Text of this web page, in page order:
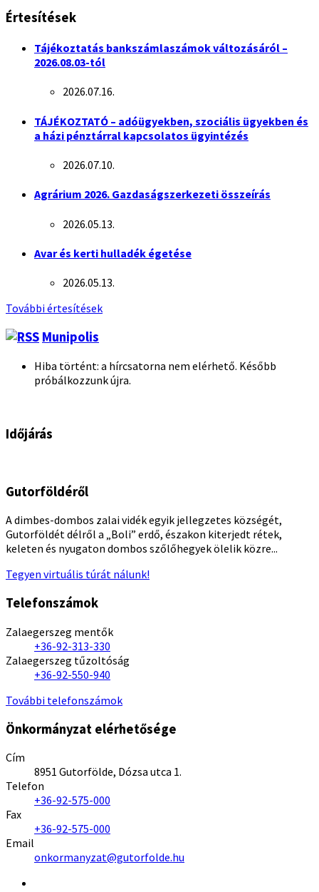
Értesítések
Tájékoztatás bankszámlaszámok változásáról –
2026.08.03-tól
2026.07.16.
TÁJÉKOZTATÓ – adóügyekben, szociális ügyekben és
a házi pénztárral kapcsolatos ügyintézés
2026.07.10.
Agrárium 2026. Gazdaságszerkezeti összeírás
2026.05.13.
Avar és kerti hulladék égetése
2026.05.13.
További értesítések
Munipolis
Hiba történt: a hírcsatorna nem elérhető. Később
próbálkozzunk újra.
Időjárás
Gutorföldéről
A dimbes-dombos zalai vidék egyik jellegzetes községét,
Gutorföldét délről a „Boli” erdő, északon kiterjedt rétek,
keleten és nyugaton dombos szőlőhegyek ölelik közre...
Tegyen virtuális túrát nálunk!
Telefonszámok
Zalaegerszeg mentők
+36-92-313-330
Zalaegerszeg tűzoltóság
+36-92-550-940
További telefonszámok
Önkormányzat elérhetősége
Cím
8951 Gutorfölde, Dózsa utca 1.
Telefon
+36-92-575-000
Fax
+36-92-575-000
Email
onkormanyzat@gutorfolde.hu